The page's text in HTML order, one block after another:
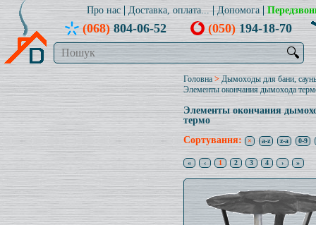
Про нас Доставка, оплата... Допомога
(068)804-06-52 (050)194-18-70
🔍
Головна > Дымоходы для бани,
Элементы окончания дымохода
Элементы окончания
термо
Сортування: × a-z z-a 0-9
« ‹ 1 2 3 4 › »